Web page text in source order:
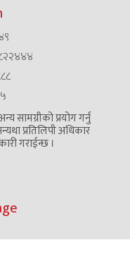
सामग्रीको प्रयोग गर्नु
प्रतिलिपी अधिकार
गराईन्छ ।